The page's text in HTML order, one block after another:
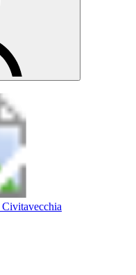
Civitavecchia